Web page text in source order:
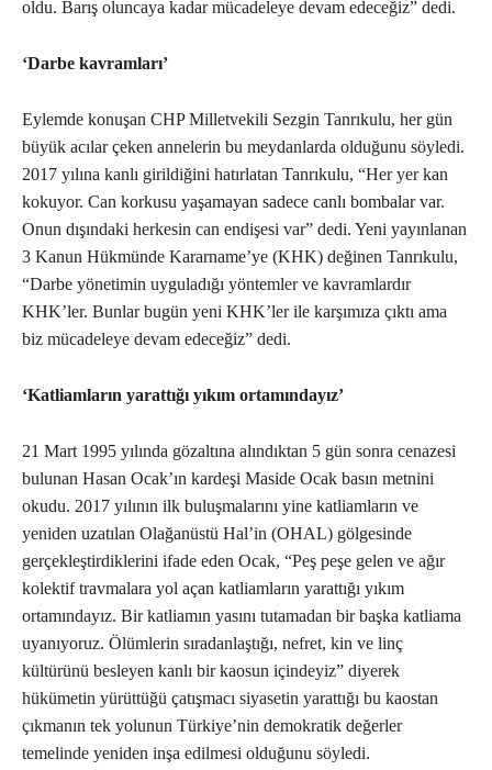
oldu. Barış oluncaya kadar mücadeleye devam edeceğiz” dedi.
‘Darbe kavramları’
Eylemde konuşan CHP Milletvekili Sezgin Tanrıkulu, her gün
büyük acılar çeken annelerin bu meydanlarda olduğunu söyledi.
2017 yılına kanlı girildiğini hatırlatan Tanrıkulu, “Her yer kan
kokuyor. Can korkusu yaşamayan sadece canlı bombalar var.
Onun dışındaki herkesin can endişesi var” dedi. Yeni yayınlanan
3 Kanun Hükmünde Kararname’ye (KHK) değinen Tanrıkulu,
“Darbe yönetimin uyguladığı yöntemler ve kavramlardır
KHK’ler. Bunlar bugün yeni KHK’ler ile karşımıza çıktı ama
biz mücadeleye devam edeceğiz” dedi.
‘Katliamların yarattığı yıkım ortamındayız’
21 Mart 1995 yılında gözaltına alındıktan 5 gün sonra cenazesi
bulunan Hasan Ocak’ın kardeşi Maside Ocak basın metnini
okudu. 2017 yılının ilk buluşmalarını yine katliamların ve
yeniden uzatılan Olağanüstü Hal’in (OHAL) gölgesinde
gerçekleştirdiklerini ifade eden Ocak, “Peş peşe gelen ve ağır
kolektif travmalara yol açan katliamların yarattığı yıkım
ortamındayız. Bir katliamın yasını tutamadan bir başka katliama
uyanıyoruz. Ölümlerin sıradanlaştığı, nefret, kin ve linç
kültürünü besleyen kanlı bir kaosun içindeyiz” diyerek
hükümetin yürüttüğü çatışmacı siyasetin yarattığı bu kaostan
çıkmanın tek yolunun Türkiye’nin demokratik değerler
temelinde yeniden inşa edilmesi olduğunu söyledi.